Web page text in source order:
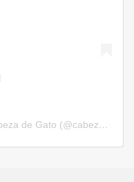
Una publicación compartida de Cabeza de Gato (@cabezadegatorevista)